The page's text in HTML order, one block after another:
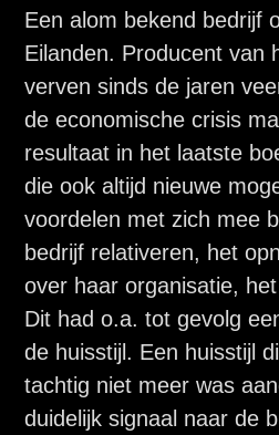
Een alom bekend bedrijf
Eilanden. Producent van
verven sinds de jaren
de economische crisis
resultaat in het laatste
die ook altijd nieuwe
voordelen met zich mee
bedrijf relativeren, het
over haar organisatie,
Dit had o.a. tot gevolg
de huisstijl. Een huisstijl
tachtig niet meer was
duidelijk signaal naar de